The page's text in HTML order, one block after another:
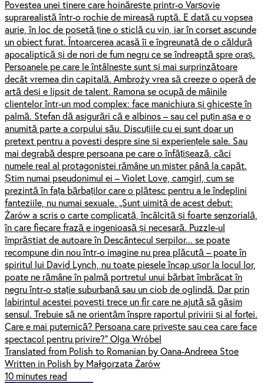
Povestea unei tinere care hoinărește printr-o Varșovie
suprarealistă într-o rochie de mireasă ruptă. E dată cu vopsea
aurie, în loc de poșetă ține o sticlă cu vin, iar în corset ascunde
un obiect furat. Întoarcerea acasă îi e îngreunată de o căldură
apocaliptică și de nori de fum negru ce se îndreaptă spre oraș.
Persoanele pe care le întâlnește sunt și mai surprinzătoare
decât vremea din capitală. Ambroży vrea să creeze o operă de
artă deși e lipsit de talent. Ramona se ocupă de mâinile
clientelor într-un mod complex: face manichiura și ghicește în
palmă. Stefan dă asigurări că e albinos – sau cel puțin așa e o
anumită parte a corpului său. Discuțiile cu ei sunt doar un
pretext pentru a povesti despre sine și experiențele sale. Sau
mai degrabă despre persoana pe care o înfățișează, căci
numele real al protagonistei rămâne un mister până la capăt.
Știm numai pseudonimul ei – Violet Love, camgirl, cum se
prezintă în fața bărbaților care o plătesc pentru a le îndeplini
fanteziile, nu numai sexuale. „Sunt uimită de acest debut:
Żarów a scris o carte complicată, încâlcită și foarte senzorială,
în care fiecare frază e ingenioasă și necesară. Puzzle-ul
împrăștiat de autoare în Descântecul șerpilor... se poate
recompune din nou într-o imagine nu prea plăcută – poate în
spiritul lui David Lynch, nu toate piesele încap ușor la locul lor,
poate ne rămâne în palmă portretul unui bărbat îmbrăcat în
negru într-o stație suburbană sau un ciob de oglindă. Dar prin
labirintul acestei povești trece un fir care ne ajută să găsim
sensul. Trebuie să ne orientăm înspre raportul privirii și al forței.
Care e mai puternică? Persoana care privește sau cea care face
spectacol pentru privire?” Olga Wróbel
Translated from Polish to Romanian by Oana-Andreea Stoe
Written in Polish by Małgorzata Żarów
10 minutes read